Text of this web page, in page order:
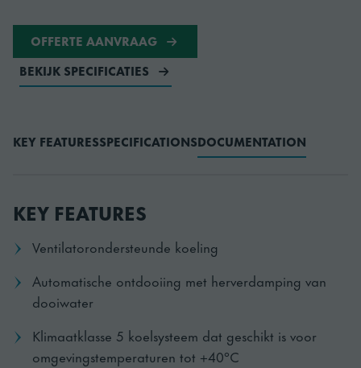
OFFERTE AANVRAAG
BEKIJK SPECIFICATIES
KEY FEATURESSPECIFICATIONSDOCUMENTATION
KEY FEATURES
Ventilatorondersteunde koeling
Automatische ontdooiing met herverdamping van
dooiwater
Klimaatklasse 5 koelsysteem dat geschikt is voor
omgevingstemperaturen tot +40°C